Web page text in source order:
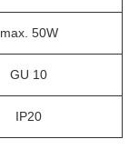
max. 50W
GU 10
IP20